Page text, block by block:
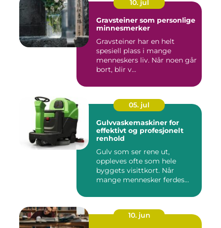
10. jul
Gravsteiner som personlige
minnesmerker
Gravsteiner har en helt
spesiell plass i mange
menneskers liv. Når noen går
bort, blir v...
05. jul
Gulvvaskemaskiner for
effektivt og profesjonelt
renhold
Gulv som ser rene ut,
oppleves ofte som hele
byggets visittkort. Når
mange mennesker ferdes
10. jun